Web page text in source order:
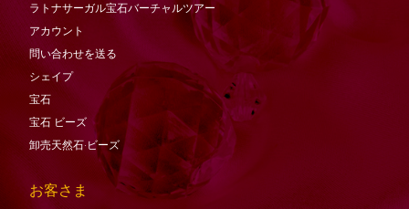
ラトナサーガル宝石バーチャ​​ルツアー
アカウント
問い合わせを送る
シェイプ
宝石
宝石 ビーズ
卸売天然石·ビーズ
お客さま